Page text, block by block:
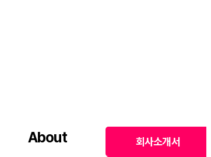
About 회사소개서